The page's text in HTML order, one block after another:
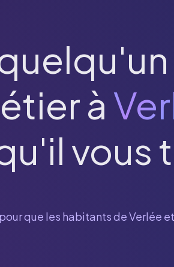
à
vous
que les habitants deVerlée